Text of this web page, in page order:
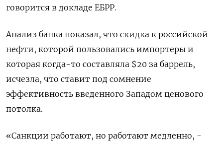
говорится в докладе ЕБРР.
Анализ банка показал, что скидка к российской
нефти, которой пользовались импортеры и
которая когда-то составляла $20 за баррель,
исчезла, что ставит под сомнение
эффективность введенного Западом ценового
потолка.
«Санкции работают, но работают медленно, -